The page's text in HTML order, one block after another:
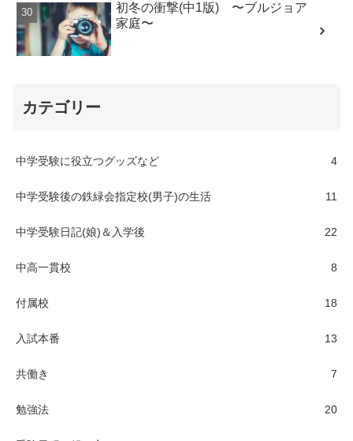
初冬の衝撃(中1版) 〜ブルジョア
家庭〜
カテゴリー
中学受験に役立つグッズなど 4
中学受験後の鉄緑会指定校(男子)の生活 11
中学受験日記(娘)＆入学後 22
中高一貫校 8
付属校 18
入試本番 13
共働き 7
勉強法 20